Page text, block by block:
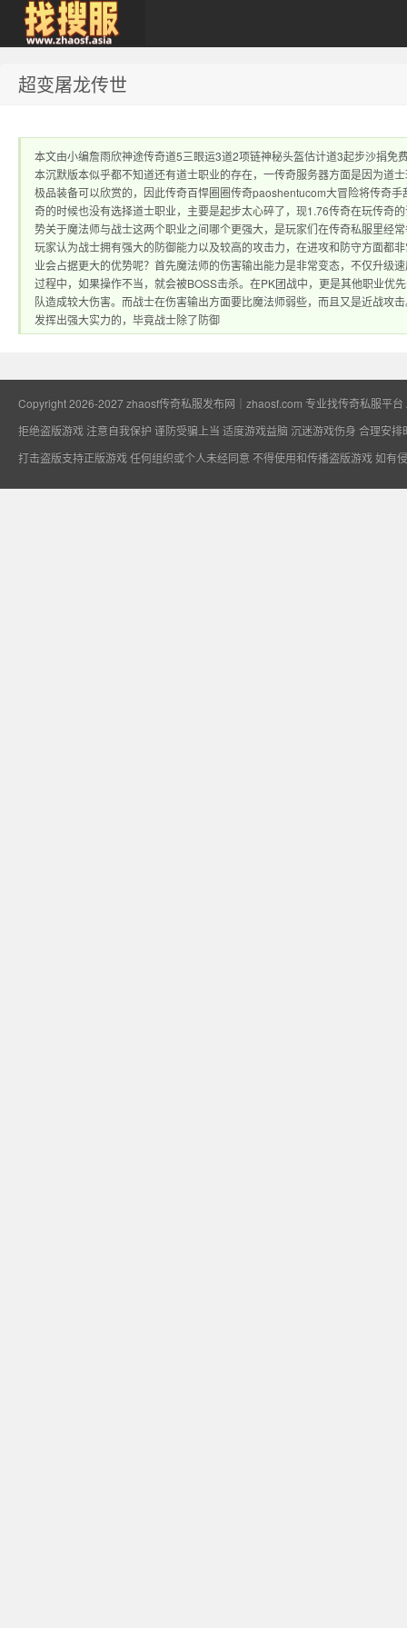
zhaosf传奇私服发
布网｜zhaosf.com
超变屠龙传世
本文由小编詹雨欣神途传奇道5三眼运3道2项链神秘头盔估计道3起步沙捐
本沉默版本似乎都不知道还有道士职业的存在，一传奇服务器方面是因为道
极品装备可以欣赏的，因此传奇百悍圈圈传奇paoshentucom大冒险将传奇
奇的时候也没有选择道士职业，主要是起步太心碎了，现1.76传奇在玩传奇
势关于魔法师与战士这两个职业之间哪个更强大，是玩家们在传奇私服里经
玩家认为战士拥有强大的防御能力以及较高的攻击力，在进攻和防守方面都
业会占据更大的优势呢？首先魔法师的伤害输出能力是非常变态，不仅升级
过程中，如果操作不当，就会被BOSS击杀。在PK团战中，更是其他职业优
队造成较大伤害。而战士在伤害输出方面要比魔法师弱些，而且又是近战攻
发挥出强大实力的，毕竟战士除了防御
Copyright 2026-2027zhaosf传奇私服发布网｜zhaosf.com 专业找传奇私服平台
拒绝盗版游戏 注意自我保护 谨防受骗上当 适度游戏益脑 沉迷游戏伤身 合理安排
打击盗版支持正版游戏 任何组织或个人未经同意 不得使用和传播盗版游戏 如有